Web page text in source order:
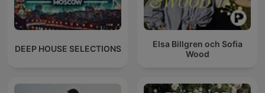
DEEP HOUSE SELECTIONS
Elsa Billgren och Sofia
Wood